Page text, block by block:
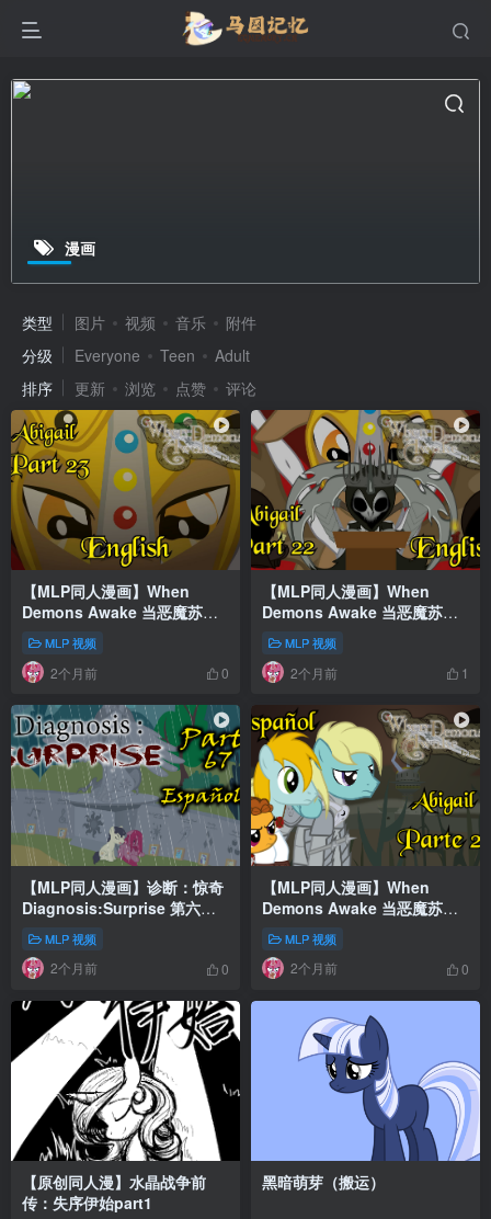
漫画
类型 图片 视频 音乐
附件
分级
Everyone Teen
Adult
排序
更新 浏览 点赞 评论
【MLP同人漫画】When
Demons Awake 当恶魔苏醒
之时 第十一章：阿比盖尔 第
二十三节
MLP 视频
2个月前 0
【MLP同人漫画】When
Demons Awake 当恶魔苏醒
之时 第十一章：阿比盖尔 第
二十二节
MLP 视频
2个月前 1
【MLP同人漫画】诊断：惊奇
Diagnosis:Surprise 第六十
MLP 视频
2个月前 0
【MLP同人漫画】When
Demons Awake 当恶魔苏醒
之时 第十一章：阿比盖尔 第
二十一节
MLP 视频
2个月前 0
【原创同人漫】水晶战争前
传：失序伊始part1
黑暗萌芽（搬运）